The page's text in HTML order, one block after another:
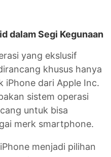
dalam Segi Kegunaan
yang ekslusif
khusus hanya
iPhone dari Apple Inc.
sistem operasi
untuk bisa
merk smartphone.
menjadi pilihan